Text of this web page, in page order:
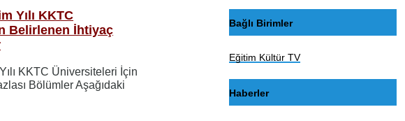
Yılı KKTC
Belirlenen İhtiyaç
KKTC Üniversiteleri İçin
Bölümler Aşağıdaki
Bağlı Birimler
Eğitim Kültür TV
Haberler